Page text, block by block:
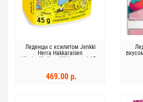
Леденцы с ксилитом Jenkki
Herra Hakkaraisen
täysksylitolipastilli banaani 45 г
469.00 р.